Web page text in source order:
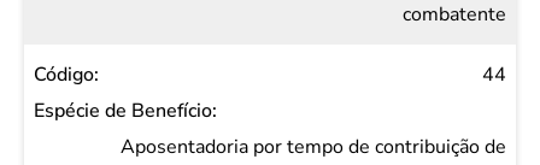
combatente
44
Aposentadoria por tempo de contribuição de